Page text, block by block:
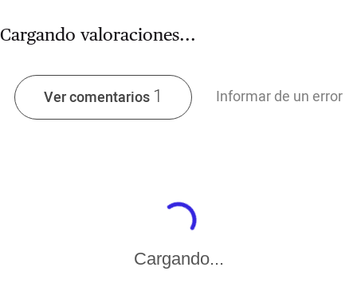
Cargando valoraciones...
Ver comentarios 1 Informar de un error
Cargando...